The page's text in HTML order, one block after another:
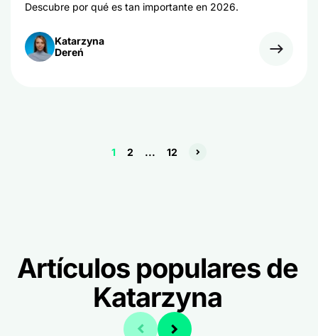
Descubre por qué es tan importante en 2026.
Katarzyna
Dereń
1 2 ... 12
Artículos populares de
Katarzyna